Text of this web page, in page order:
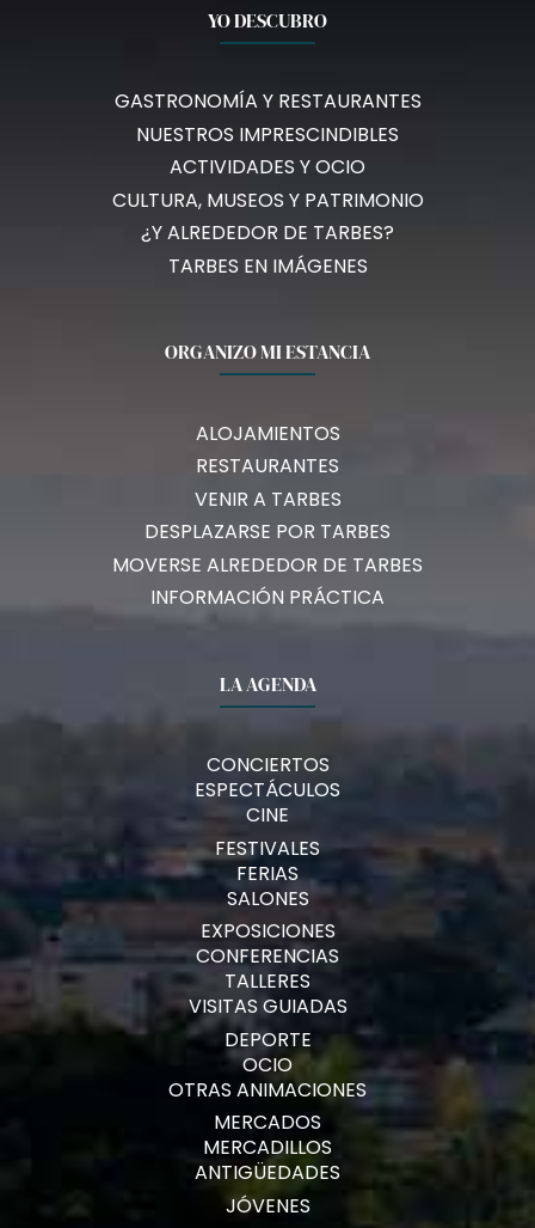
YO DESCUBRO
GASTRONOMÍA Y RESTAURANTES
NUESTROS IMPRESCINDIBLES
ACTIVIDADES Y OCIO
CULTURA, MUSEOS Y PATRIMONIO
¿Y ALREDEDOR DE TARBES?
TARBES EN IMÁGENES
ORGANIZO MI ESTANCIA
ALOJAMIENTOS
RESTAURANTES
VENIR A TARBES
DESPLAZARSE POR TARBES
MOVERSE ALREDEDOR DE TARBES
INFORMACIÓN PRÁCTICA
LA AGENDA
CONCIERTOS
ESPECTÁCULOS
CINE
FESTIVALES
FERIAS
SALONES
EXPOSICIONES
CONFERENCIAS
TALLERES
VISITAS GUIADAS
DEPORTE
OCIO
OTRAS ANIMACIONES
MERCADOS
MERCADILLOS
ANTIGÜEDADES
JÓVENES